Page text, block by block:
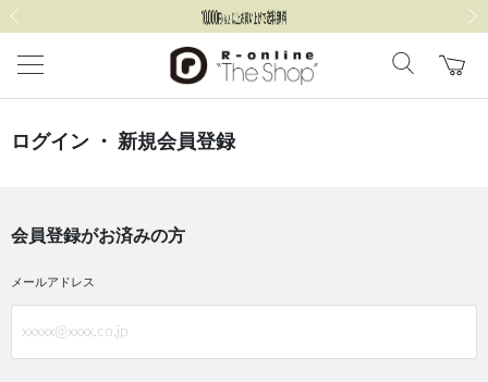
ログイン ・ 新規会員登録
会員登録がお済みの方
メールアドレス